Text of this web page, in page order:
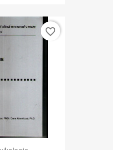
favorite_border